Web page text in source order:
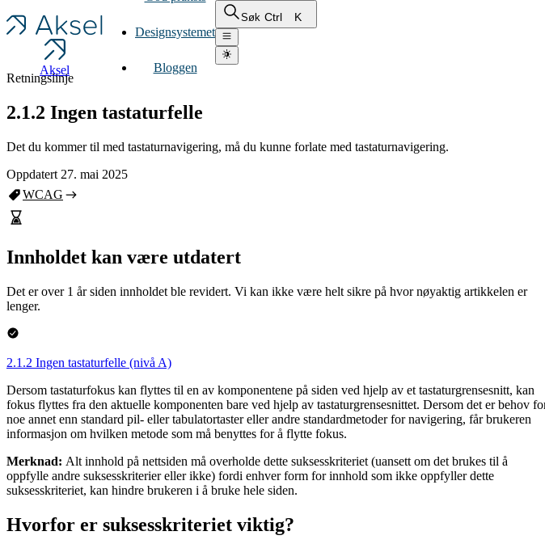
Aksel
Designsystemet
Bloggen
Søk Ctrl K
Retningslinje
2.1.2 Ingen tastaturfelle
Det du kommer til med tastaturnavigering, må du kunne forlate med tastaturnavigering.
Oppdatert 27. mai 2025
WCAG
Innholdet kan være utdatert
Det er over 1 år siden innholdet ble revidert. Vi kan ikke være helt sikre på hvor nøyaktig artikkelen er
lenger.
2.1.2 Ingen tastaturfelle (nivå A)
Dersom tastaturfokus kan flyttes til en av komponentene på siden ved hjelp av et tastaturgrensesnitt, kan
fokus flyttes fra den aktuelle komponenten bare ved hjelp av tastaturgrensesnittet. Dersom det er behov
noe annet enn standard pil- eller tabulatortaster eller andre standardmetoder for navigering, får brukeren
informasjon om hvilken metode som må benyttes for å flytte fokus.
Merknad: Alt innhold på nettsiden må overholde dette suksesskriteriet (uansett om det brukes til å
oppfylle andre suksesskriterier eller ikke) fordi enhver form for innhold som ikke oppfyller dette
suksesskriteriet, kan hindre brukeren i å bruke hele siden.
Hvorfor er suksesskriteriet viktig?